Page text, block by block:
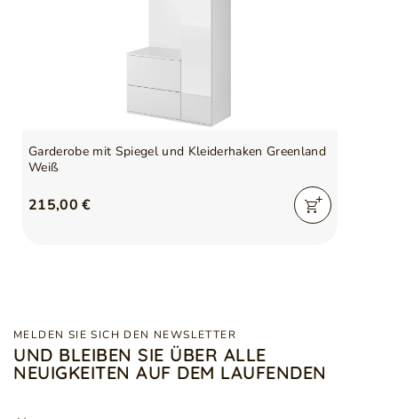
Garderobe mit Spiegel und Kleiderhaken Greenland
Weiß
215,00 €
MELDEN SIE SICH DEN NEWSLETTER
UND BLEIBEN SIE ÜBER ALLE
NEUIGKEITEN AUF DEM LAUFENDEN